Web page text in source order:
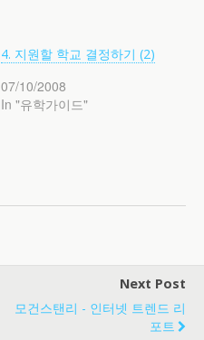
4. 지원할 학교 결정하기 (2)
07/10/2008
In "유학가이드"
Next Post
모건스탠리 - 인터넷 트렌드 리
포트